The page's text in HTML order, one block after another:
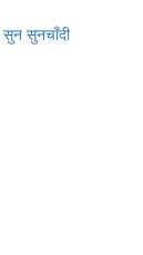
सुन सुनचाँदी